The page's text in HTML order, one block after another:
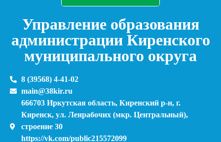
Управление образования
администрации Киренского
муниципального округа
8 (39568) 4-41-02
main@38kir.ru
666703 Иркутская область, Киренский р-н, г.
Киренск, ул. Ленрабочих (мкр. Центральный),
строение 30
https://vk.com/public215572099